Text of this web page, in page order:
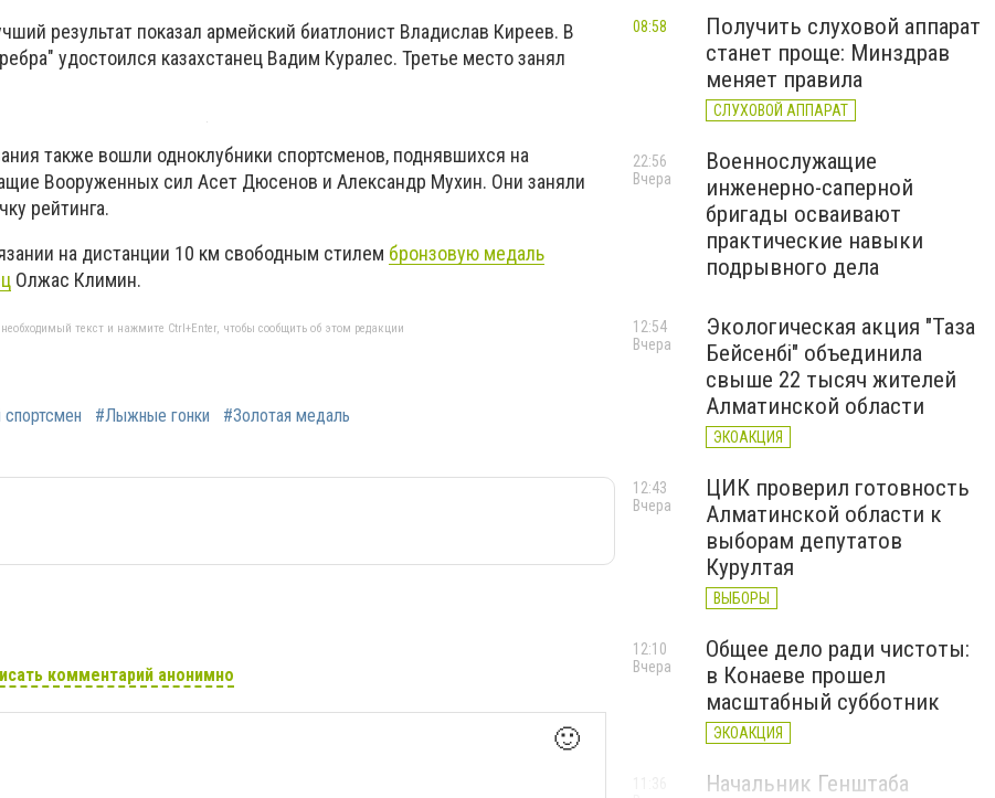
результат показал армейский биатлонист Владислав Киреев. В
удостоился казахстанец Вадим Куралес. Третье место занял
также вошли одноклубники спортсменов, поднявшихся на
Вооруженных сил Асет Дюсенов и Александр Мухин. Они заняли
рейтинга.
на дистанции 10 км свободным стилем бронзовую медаль
Олжас Климин.
текст и нажмите Ctrl+Enter, чтобы сообщить об этом редакции
#Лыжные гонки #Золотая медаль
комментарий анонимно
🙂
Получить слуховой аппарат
станет проще: Минздрав
меняет правила
СЛУХОВОЙ АППАРАТ
08:58
Военнослужащие
инженерно-саперной
бригады осваивают
практические навыки
подрывного дела
22:56
Вчера
Экологическая акция "Таза
Бейсенбі" объединила
свыше 22 тысяч жителей
Алматинской области
ЭКОАКЦИЯ
12:54
Вчера
ЦИК проверил готовность
Алматинской области к
выборам депутатов
Курултая
ВЫБОРЫ
12:43
Вчера
Общее дело ради чистоты:
в Конаеве прошел
масштабный субботник
ЭКОАКЦИЯ
12:10
Вчера
Начальник Генштаба